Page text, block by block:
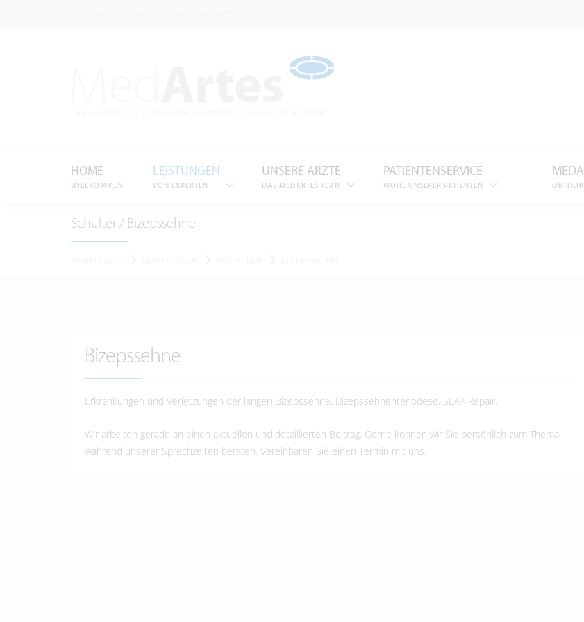
HOME
WILLKOMMEN
LEISTUNGEN
VON EXPERTEN
UNSERE ÄRZTE
DAS MEDARTES TEAM
PATIENTENSERVICE
WOHL UNSERER PATIENTEN
Schulter / Bizepssehne
Bizepssehne
Erkrankungen und Verletzungen der langen Bizepssehne, Bizepssehnentenodese, SLAP-Repair.
Wir arbeiten gerade an einen aktuellen und detaillierten Beitrag. Gerne können wir Sie persönlich zum Thema
während unserer Sprechzeiten beraten. Vereinbaren Sie einen Termin mit uns.